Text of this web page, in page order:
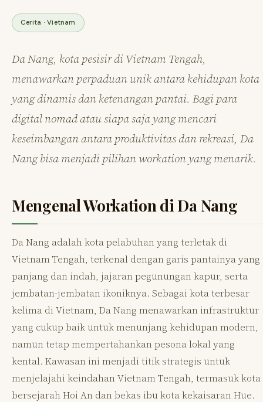
Cerita · Vietnam
Da Nang, kota pesisir di Vietnam Tengah,
menawarkan perpaduan unik antara kehidupan kota
yang dinamis dan ketenangan pantai. Bagi para
digital nomad atau siapa saja yang mencari
keseimbangan antara produktivitas dan rekreasi, Da
Nang bisa menjadi pilihan workation yang menarik.
Mengenal Workation di Da Nang
Da Nang adalah kota pelabuhan yang terletak di
Vietnam Tengah, terkenal dengan garis pantainya yang
panjang dan indah, jajaran pegunungan kapur, serta
jembatan-jembatan ikoniknya. Sebagai kota terbesar
kelima di Vietnam, Da Nang menawarkan infrastruktur
yang cukup baik untuk menunjang kehidupan modern,
namun tetap mempertahankan pesona lokal yang
kental. Kawasan ini menjadi titik strategis untuk
menjelajahi keindahan Vietnam Tengah, termasuk kota
bersejarah Hoi An dan bekas ibu kota kekaisaran Hue.